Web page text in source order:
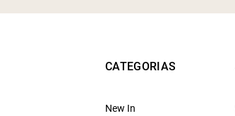
CATEGORIAS
New In